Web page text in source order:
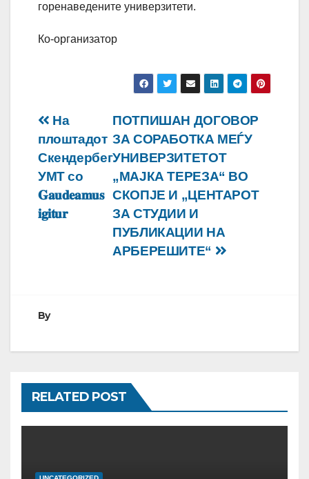
горенаведените универзитети.
Ко-организатор
Навигација
на
напис
ПОТПИШАН ДОГОВОР
ЗА СОРАБОТКА МЕЃУ
УНИВЕРЗИТЕТОТ
„МАЈКА ТЕРЕЗА“ ВО
СКОПЈЕ И „ЦЕНТАРОТ
ЗА СТУДИИ И
ПУБЛИКАЦИИ НА
АРБЕРЕШИТЕ“
На
плоштадот
Скендербег
УМТ со
𝐆𝐚𝐮𝐝𝐞𝐚𝐦𝐮𝐬
𝐢𝐠𝐢𝐭𝐮𝐫
By
RELATED POST